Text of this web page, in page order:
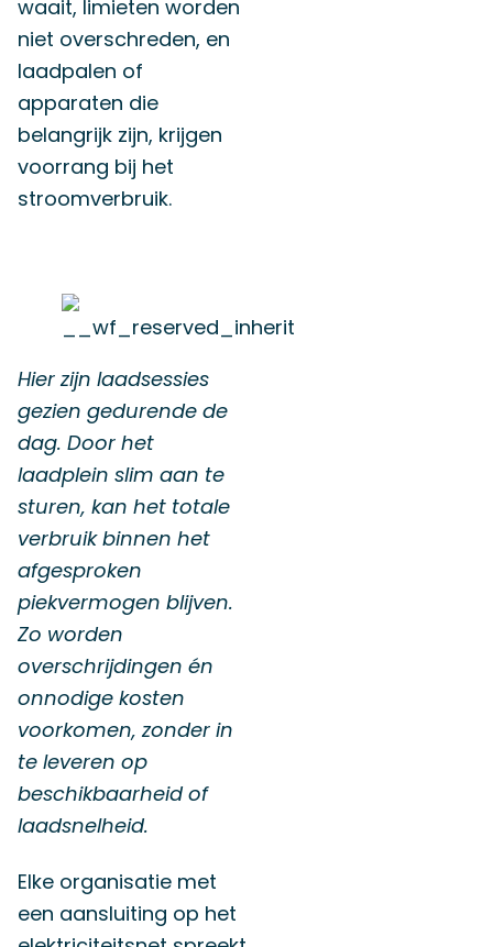
waait, limieten worden
niet overschreden, en
laadpalen of
apparaten die
belangrijk zijn, krijgen
voorrang bij het
stroomverbruik.
Hier zijn laadsessies
gezien gedurende de
dag. Door het
laadplein slim aan te
sturen, kan het totale
verbruik binnen het
afgesproken
piekvermogen blijven.
Zo worden
overschrijdingen én
onnodige kosten
voorkomen, zonder in
te leveren op
beschikbaarheid of
laadsnelheid.
Elke organisatie met
een aansluiting op het